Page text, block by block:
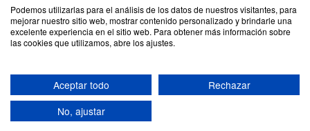
©2026 - Tots els drets reservats
JONC - C/Padilla 155
Avís Legal|Política de cookies
Política de privacitat
Podemos utilizarlas para el análisis de los datos de nuestros visitantes, para
mejorar nuestro sitio web, mostrar contenido personalizado y brindarle una
excelente experiencia en el sitio web. Para obtener más información sobre
las cookies que utilizamos, abre los ajustes.
Aceptar todo
Rechazar
No, ajustar